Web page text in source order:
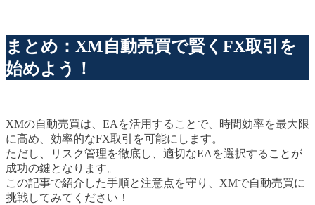
まとめ：XM自動売買で賢くFX取引を
始めよう！
XMの自動売買は、EAを活用することで、時間効率を最大限
に高め、効率的なFX取引を可能にします。
ただし、リスク管理を徹底し、適切なEAを選択することが
成功の鍵となります。
この記事で紹介した手順と注意点を守り、XMで自動売買に
挑戦してみてください！